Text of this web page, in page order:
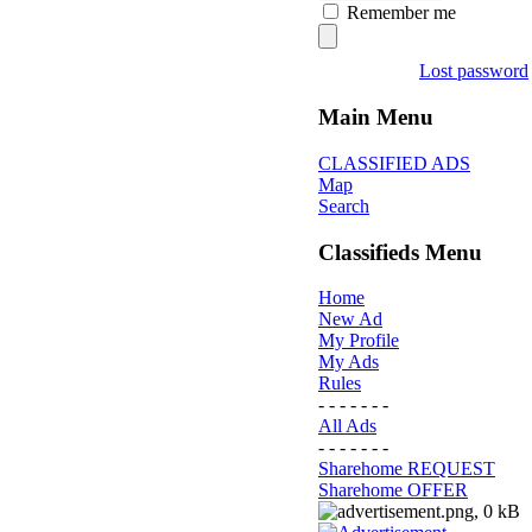
Remember me
Lost password
Main Menu
CLASSIFIED ADS
Map
Search
Classifieds Menu
Home
New Ad
My Profile
My Ads
Rules
- - - - - - -
All Ads
- - - - - - -
Sharehome REQUEST
Sharehome OFFER